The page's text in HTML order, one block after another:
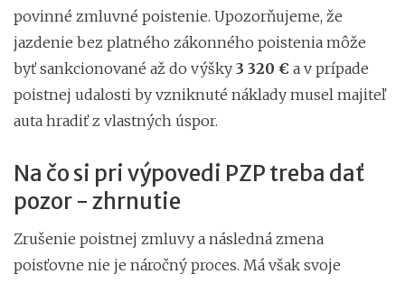
povinné zmluvné poistenie. Upozorňujeme, že
jazdenie bez platného zákonného poistenia môže
byť sankcionované až do výšky 3 320 € a v prípade
poistnej udalosti by vzniknuté náklady musel majiteľ
auta hradiť z vlastných úspor.
Na čo si pri výpovedi PZP treba dať
pozor - zhrnutie
Zrušenie poistnej zmluvy a následná zmena
poisťovne nie je náročný proces. Má však svoje